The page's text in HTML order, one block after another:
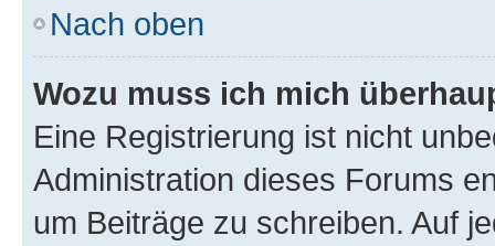
Nach oben
Wozu muss ich mich
Eine Registrierung ist nicht
Administration dieses Forums
um Beiträge zu schreiben. Auf